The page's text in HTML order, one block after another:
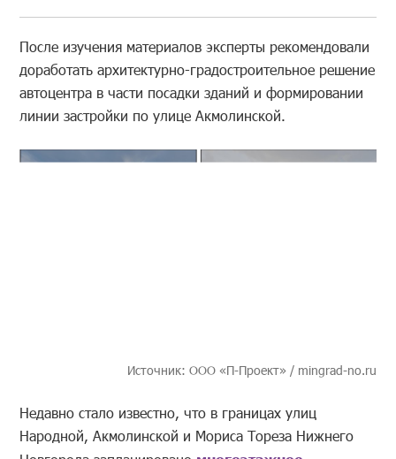
После изучения материалов эксперты рекомендовали
доработать архитектурно-градостроительное решение
автоцентра в части посадки зданий и формировании
линии застройки по улице Акмолинской.
Источник: ООО «П-Проект» / mingrad-no.ru
Недавно стало известно, что в границах улиц
Народной, Акмолинской и Мориса Тореза Нижнего